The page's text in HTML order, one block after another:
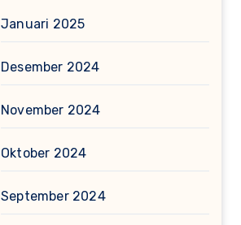
Januari 2025
Desember 2024
November 2024
Oktober 2024
September 2024